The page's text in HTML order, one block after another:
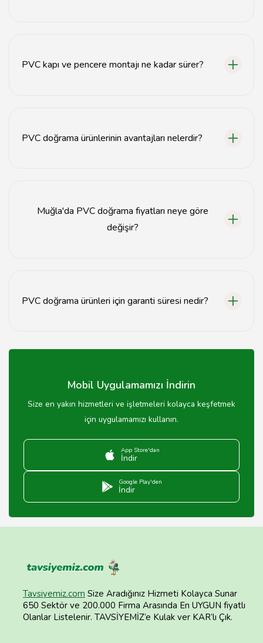
PVC kapı ve pencere montajı ne kadar sürer?
PVC doğrama ürünlerinin avantajları nelerdir?
Muğla'da PVC doğrama fiyatları neye göre
değişir?
PVC doğrama ürünleri için garanti süresi nedir?
garanti süresine sahiptir, bu süre üreticiye bağlı olarak
Mobil Uygulamamızı İndirin
Size en yakın hizmetleri ve işletmeleri kolayca keşfetmek
için uygulamamızı kullanın.
App Store'dan
İndir
Google Play'den
İndir
Tavsiyemiz.com Size Aradığınız Hizmeti Kolayca Sunar
650 Sektör ve 200.000 Firma Arasında En UYGUN fiyatlı
Olanlar Listelenir. TAVSİYEMİZ’e Kulak ver KAR’lı Çık.